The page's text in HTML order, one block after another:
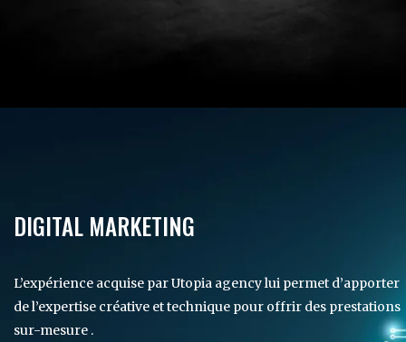
DIGITAL MARKETING
L’expérience acquise par Utopia agency lui permet d’apporter
de l’expertise créative et technique pour offrir des prestations
sur-mesure .